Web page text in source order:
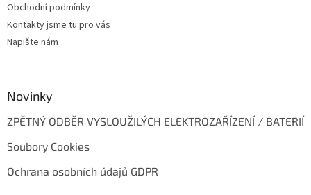
Obchodní podmínky
Kontakty jsme tu pro vás
Napište nám
Novinky
ZPĚTNÝ ODBĚR VYSLOUŽILÝCH ELEKTROZAŘÍZENÍ / BATERIÍ
Soubory Cookies
Ochrana osobních údajů GDPR